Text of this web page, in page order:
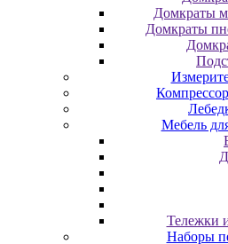
Домкраты
Домкраты
Мебель
Тележки
Наборы